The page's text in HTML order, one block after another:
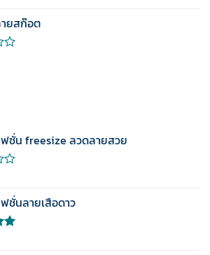
ยสก๊อต
ฟชั่น freesize ลวดลายสวย
ชั่นลายเสือดาว